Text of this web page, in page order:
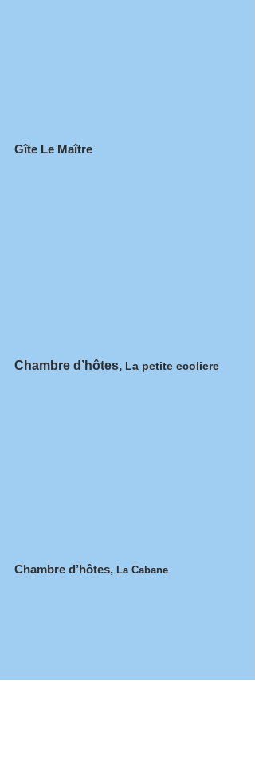
Gîte Le Maître
Chambre d’hôtes, La petite ecoliere
Chambre d’hôtes, La Cabane